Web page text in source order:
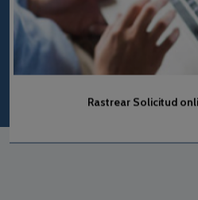
Rastrear Solicitud